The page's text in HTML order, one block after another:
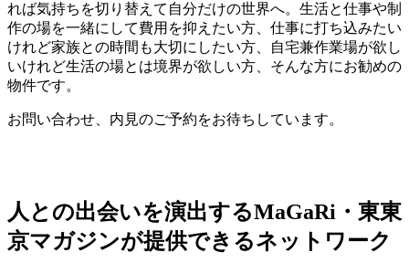
れば気持ちを切り替えて自分だけの世界へ。生活と仕事や制
作の場を一緒にして費用を抑えたい方、仕事に打ち込みたい
けれど家族との時間も大切にしたい方、自宅兼作業場が欲し
いけれど生活の場とは境界が欲しい方、そんな方にお勧めの
物件です。
お問い合わせ、内見のご予約をお待ちしています。
人との出会いを演出するMaGaRi・東東
京マガジンが提供できるネットワーク